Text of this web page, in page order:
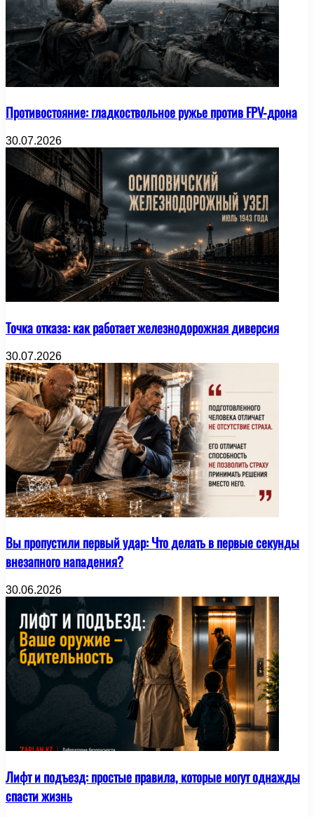
Противостояние: гладкоствольное ружье против FPV-дрона
30.07.2026
Точка отказа: как работает железнодорожная диверсия
30.07.2026
Вы пропустили первый удар: Что делать в первые секунды
внезапного нападения?
30.06.2026
Лифт и подъезд: простые правила, которые могут однажды
спасти жизнь